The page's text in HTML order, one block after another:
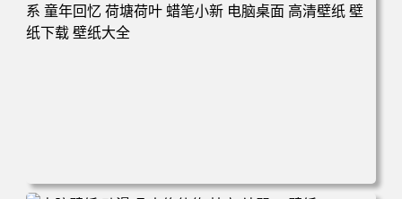
克 海贼王 电脑桌面 高清壁纸 壁纸下载 壁纸大全